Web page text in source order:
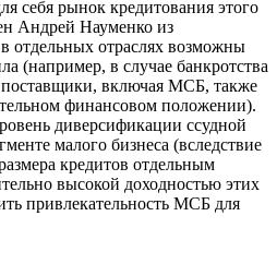
себя рынок кредитования этого
Андрей Науменко из
отдельных отраслях возможны
(например, в случае банкротства
поставщики, включая МСБ, также
финансовом положении).
диверсификации ссудной
малого бизнеса (вследствие
кредитов отдельным
высокой доходностью этих
привлекательность МСБ для